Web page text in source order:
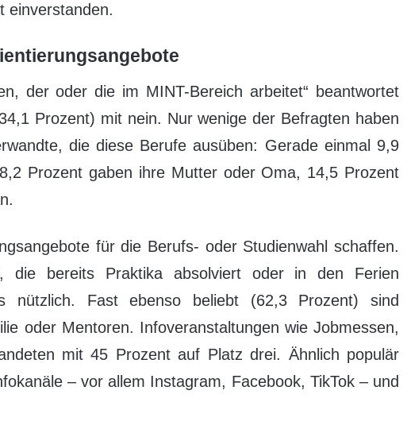
einverstanden.
der oder die im MINT-Bereich arbeitet“ beantwortet
Prozent) mit nein. Nur wenige der Befragten haben
die diese Berufe ausüben: Gerade einmal 9,9
Prozent gaben ihre Mutter oder Oma, 14,5 Prozent
für die Berufs- oder Studienwahl schaffen.
die bereits Praktika absolviert oder in den Ferien
nützlich. Fast ebenso beliebt (62,3 Prozent) sind
oder Mentoren. Infoveranstaltungen wie Jobmessen,
mit 45 Prozent auf Platz drei. Ähnlich populär
– vor allem Instagram, Facebook, TikTok – und